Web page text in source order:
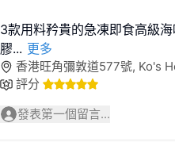
3款用料矜貴的急凍即食高級
膠... 更多
香港旺角彌敦道577號, Ko's
評分
發表第一個留言...